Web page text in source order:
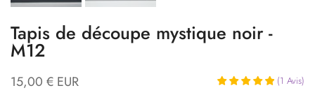
Tapis de découpe mystique noir -
M12
15,00 € EUR (1 Avis)